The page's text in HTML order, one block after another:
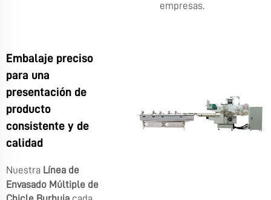
empresas.
Embalaje preciso
para una
presentación de
producto
consistente y de
calidad
Nuestra Línea de
Envasado Múltiple de